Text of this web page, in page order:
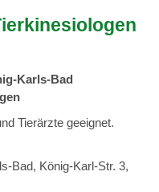
Karls-Bad
Tierärzte geeignet.
Bad, König-Karl-Str. 3,